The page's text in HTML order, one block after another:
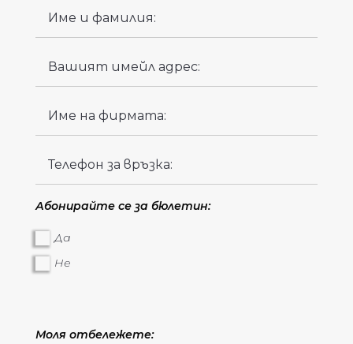
Абонирайте се за бюлетин:
Да
Не
Моля отбележете: